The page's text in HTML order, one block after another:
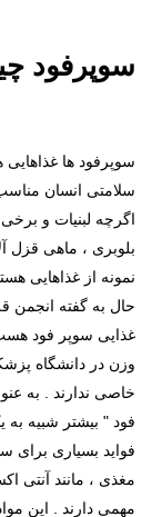
سوپرفود
سوپرفود ها غذاهایی
سلامتی انسان
اگرچه لبنیات و برخی
بلوبری ، ماهی قزل
نمونه از غذاهایی
حال به گفته انجمن
غذایی سوپر فود
وزن در دانشگاه
خاصی ندارند . به
فود " بیشتر شبیه به
فواید بسیاری برای
مغذی ، مانند آنتی
مهمی دارند . این